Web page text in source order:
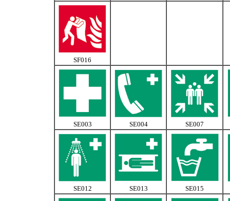
SF016
SE003 SE004 SE007
SE012 SE013 SE015